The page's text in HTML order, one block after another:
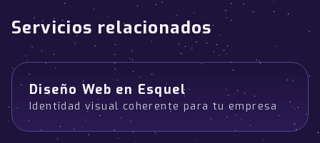
Servicios relacionados
Diseño Web en Esquel
Identidad visual coherente para tu empresa